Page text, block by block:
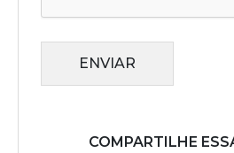
ENVIAR
COMPARTILHE